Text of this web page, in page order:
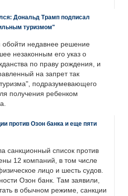
Дональд Трамп подписал
туризмом"
недавнее решение
незаконным его указ о
по праву рождения, и
на запрет так
подразумевающего
получения ребенком
против Озон банка и еще пяти
санкционный список против
12 компаний, в том числе
лицо и шесть судов.
Озон банк. Там заявили,
в обычном режиме, санкции